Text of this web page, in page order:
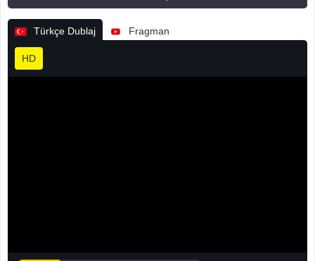
Türkçe Dublaj Fragman
HD